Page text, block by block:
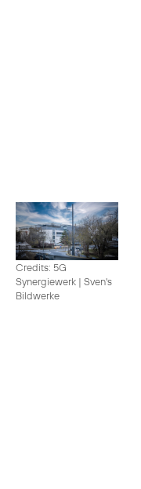
Credits: 5G
Synergiewerk | Sven's
Bildwerke